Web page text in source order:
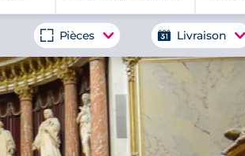
Pièces Livraison